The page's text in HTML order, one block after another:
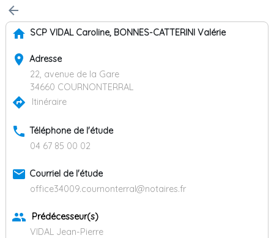
arrow_back
home SCP VIDAL Caroline, BONNES-CATTERINI Valérie
place Adresse
22, avenue de la Gare
34660 COURNONTERRAL
directions Itinéraire
phone Téléphone de l'étude
04 67 85 00 02
email Courriel de l'étude
office34009.cournonterral@notaires.fr
group
Prédécesseur(s)
VIDAL Jean-Pierre